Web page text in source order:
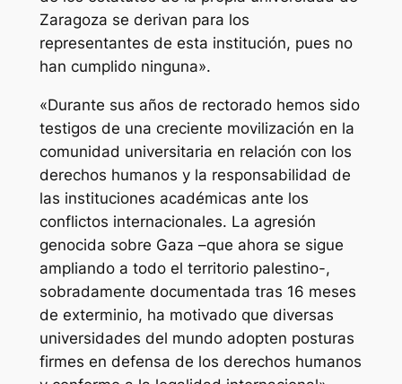
Zaragoza se derivan para los
representantes de esta institución, pues no
han cumplido ninguna».
«Durante sus años de rectorado hemos sido
testigos de una creciente movilización en la
comunidad universitaria en relación con los
derechos humanos y la responsabilidad de
las instituciones académicas ante los
conflictos internacionales. La agresión
genocida sobre Gaza –que ahora se sigue
ampliando a todo el territorio palestino-,
sobradamente documentada tras 16 meses
de exterminio, ha motivado que diversas
universidades del mundo adopten posturas
firmes en defensa de los derechos humanos